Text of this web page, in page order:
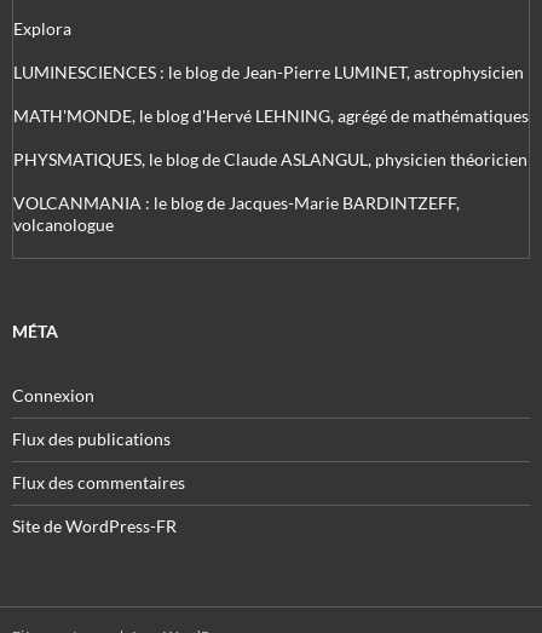
Explora
LUMINESCIENCES : le blog de Jean-Pierre LUMINET, astrophysicien
MATH'MONDE, le blog d'Hervé LEHNING, agrégé de mathématiques
PHYSMATIQUES, le blog de Claude ASLANGUL, physicien théoricien
VOLCANMANIA : le blog de Jacques-Marie BARDINTZEFF,
volcanologue
MÉTA
Connexion
Flux des publications
Flux des commentaires
Site de WordPress-FR